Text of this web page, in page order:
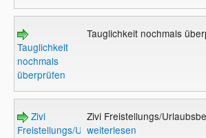
Tauglichkeit
nochmals
überprüfen
Tauglichkeit nochmals
Zivi
Freistellungs/Urlaubsbescheinigung
Zivi Freistellungs/
weiterlesen